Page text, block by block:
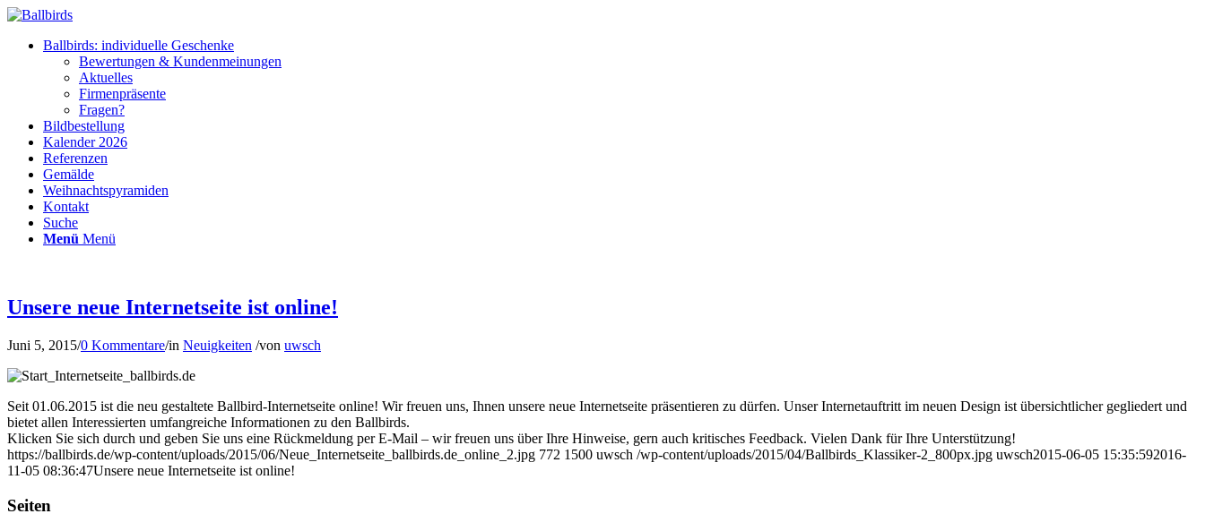
Ballbirds: individuelle Geschenke
Bewertungen & Kundenmeinungen
Aktuelles
Firmenpräsente
Fragen?
Bildbestellung
Kalender 2026
Referenzen
Gemälde
Weihnachtspyramiden
Kontakt
Suche
Menü Menü
Unsere neue Internetseite ist online!
Juni 5, 2015/0 Kommentare/in Neuigkeiten /von uwsch
Seit 01.06.2015 ist die neu gestaltete Ballbird-Internetseite online! Wir freuen uns, Ihnen unsere neue Internetseite präsentieren zu dürfen. Unser Internetauftritt im neuen Design ist übersichtlicher gegliedert und
bietet allen Interessierten umfangreiche Informationen zu den Ballbirds.
Klicken Sie sich durch und geben Sie uns eine Rückmeldung per E-Mail – wir freuen uns über Ihre Hinweise, gern auch kritisches Feedback. Vielen Dank für Ihre Unterstützung!
https://ballbirds.de/wp-content/uploads/2015/06/Neue_Internetseite_ballbirds.de_online_2.jpg 772 1500 uwsch /wp-content/uploads/2015/04/Ballbirds_Klassiker-2_800px.jpg uwsch2015-06-05 15:35:592016-
11-05 08:36:47Unsere neue Internetseite ist online!
Seiten